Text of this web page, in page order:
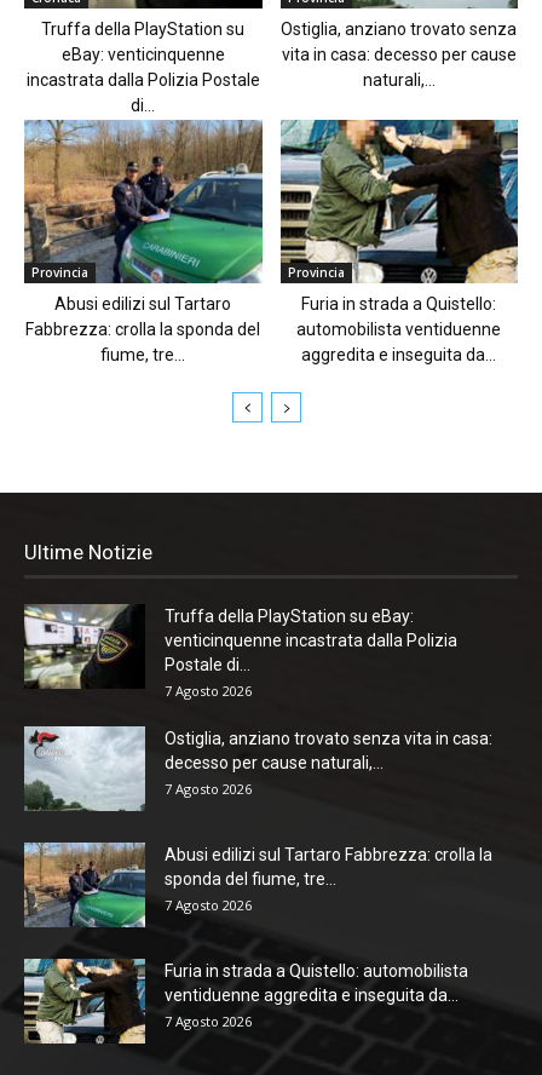
Truffa della PlayStation su
eBay: venticinquenne
incastrata dalla Polizia Postale
di...
Ostiglia, anziano trovato senza
vita in casa: decesso per cause
naturali,...
Provincia
Abusi edilizi sul Tartaro
Fabbrezza: crolla la sponda del
fiume, tre...
Provincia
Furia in strada a Quistello:
automobilista ventiduenne
aggredita e inseguita da...
Ultime Notizie
Truffa della PlayStation su eBay:
venticinquenne incastrata dalla Polizia
Postale di...
7 Agosto 2026
Ostiglia, anziano trovato senza vita in casa:
decesso per cause naturali,...
7 Agosto 2026
Abusi edilizi sul Tartaro Fabbrezza: crolla la
sponda del fiume, tre...
7 Agosto 2026
Furia in strada a Quistello: automobilista
ventiduenne aggredita e inseguita da...
7 Agosto 2026